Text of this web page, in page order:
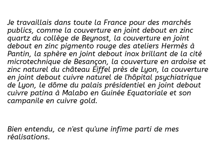
Je travaillais dans toute la France pour des marchés
publics, comme la couverture en joint debout en zinc
quartz du collège de Beynost, la couverture en joint
debout en zinc pigmento rouge des ateliers Hermès à
Pantin, la sphère en joint debout inox brillant de la cité
microtechnique de Besançon, la couverture en ardoise et
zinc naturel du château Eiffel près de Lyon, la couverture
en joint debout cuivre naturel de l'hôpital psychiatrique
de Lyon, le dôme du palais présidentiel en joint debout
cuivre patina à Malabo en Guinée Equatoriale et son
campanile en cuivre gold.
Bien entendu, ce n'est qu'une infime parti de mes
réalisations.